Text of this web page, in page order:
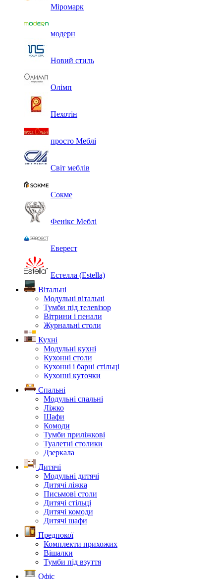
Міромарк
модерн
Новий стиль
Олімп
Пехотін
просто Меблі
Світ меблів
Сокме
Фенікс Меблі
Еверест
Естелла (Estella)
Вітальні
Модульні вітальні
Тумби під телевізор
Вітрини і пенали
Журнальні столи
Кухні
Модульні кухні
Кухонні столи
Кухонні і барні стільці
Кухонні куточки
Спальні
Модульні спальні
Ліжко
Шафи
Комоди
Тумби приліжкові
Туалетні столики
Дзеркала
Дитячі
Модульні дитячі
Дитячі ліжка
Письмові столи
Дитячі стільці
Дитячі комоди
Дитячі шафи
Предпокої
Комплекти прихожих
Вішалки
Тумби під взуття
Офіс